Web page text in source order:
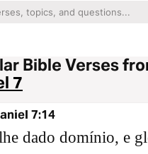
Bible Verses
7
7:14
dado domínio, e